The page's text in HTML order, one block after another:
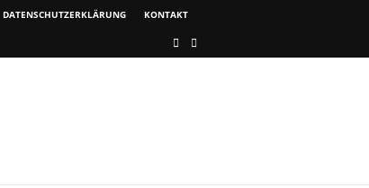
DATENSCHUTZERKLÄRUNG KONTAKT